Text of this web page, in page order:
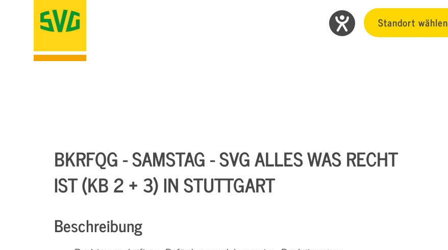
Standort wählen
BKRFQG - SAMSTAG - SVG ALLES WAS RECHT
IST (KB 2 + 3) IN STUTTGART
Beschreibung